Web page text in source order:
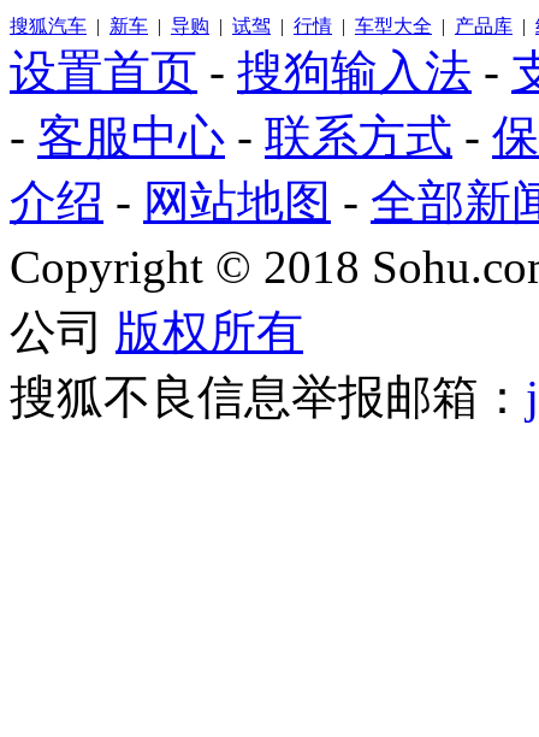
搜狐汽车 | 新车 | 导购 | 试驾 | 行情 | 车型大全 | 产品库 |
设置首页 - 搜狗输入法 -
- 客服中心 - 联系方式 -
介绍 - 网站地图 - 全部新
Copyright © 2018
公司 版权所有
搜狐不良信息举报邮箱：